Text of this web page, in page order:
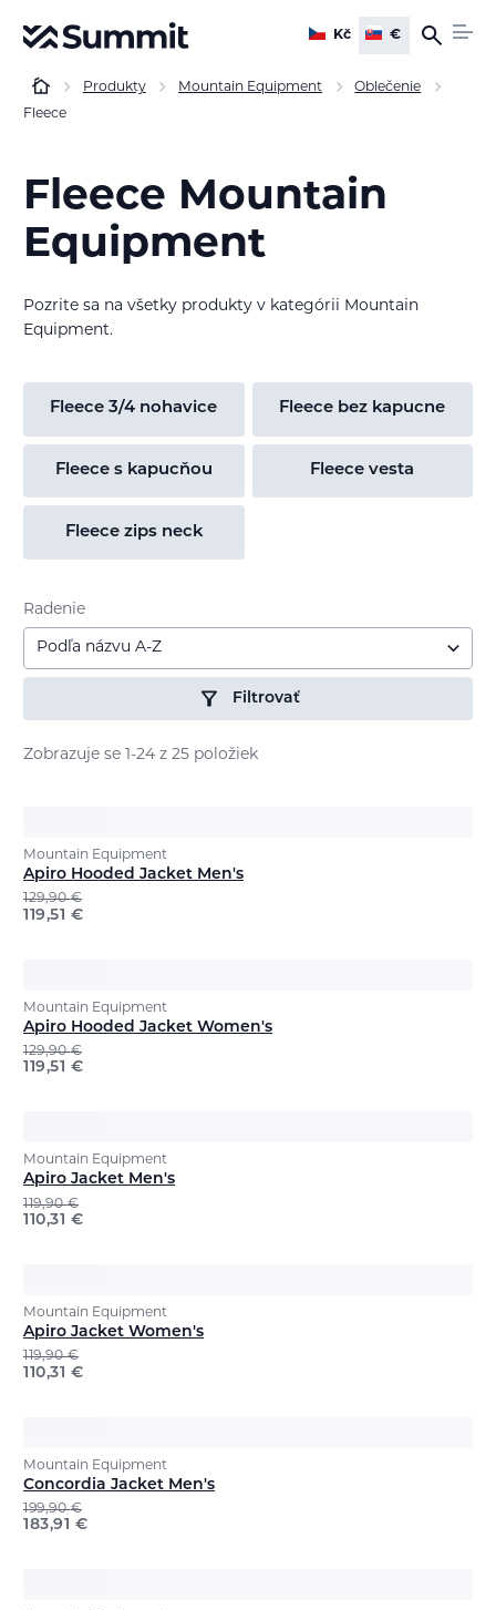
Kč €
Produkty Mountain Equipment
Oblečenie
Fleece
Fleece Mountain
Equipment
Pozrite sa na všetky produkty v kategórii Mountain
Equipment.
Fleece 3/4 nohavice Fleece bez kapucne
Fleece s kapucňou Fleece vesta
Fleece zips neck
Radenie
Podľa názvu A-Z
Filtrovať
Zobrazuje se 1-24 z 25 položiek
Mountain Equipment
Apiro Hooded Jacket Men's
129,90€
119,51 €
Mountain Equipment
Apiro Hooded Jacket Women's
129,90€
119,51 €
Mountain Equipment
Apiro Jacket Men's
119,90€
110,31 €
Mountain Equipment
Apiro Jacket Women's
119,90€
110,31 €
Mountain Equipment
Concordia Jacket Men's
199,90€
183,91 €